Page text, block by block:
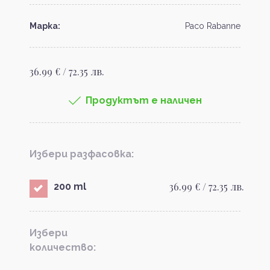
Марка: Paco Rabanne
36.99 € / 72.35 лв.
Продуктът е наличен
Избери разфасовка:
200 ml 36.99 € / 72.35 лв.
Избери
количество: